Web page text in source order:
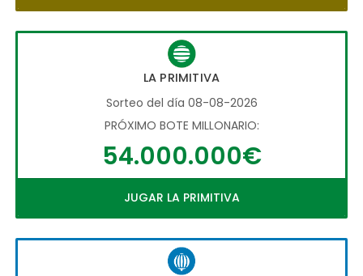
LA PRIMITIVA
Sorteo del día 08-08-2026
PRÓXIMO BOTE MILLONARIO:
54.000.000€
JUGAR LA PRIMITIVA